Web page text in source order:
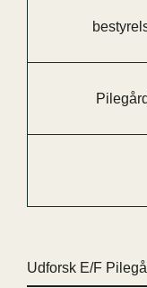
Udforsk E/F